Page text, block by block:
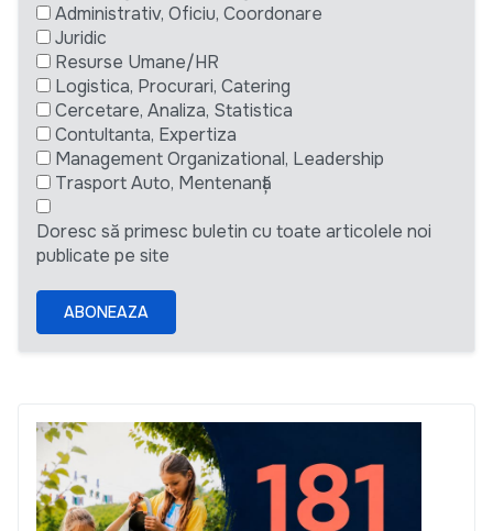
Administrativ, Oficiu, Coordonare
Juridic
Resurse Umane/HR
Logistica, Procurari, Catering
Cercetare, Analiza, Statistica
Contultanta, Expertiza
Management Organizational, Leadership
Trasport Auto, Mentenanță
Doresc să primesc buletin cu toate articolele noi
publicate pe site
ABONEAZA